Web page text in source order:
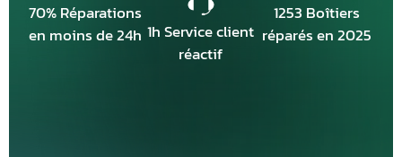
70% Réparations
en moins de 24h 1h Service client
réactif
1253 Boîtiers
réparés en 2025